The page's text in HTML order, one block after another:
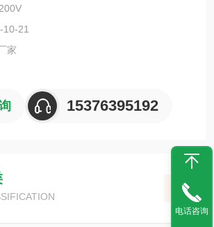
10-21
家
15376395192
电话咨询